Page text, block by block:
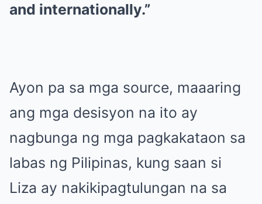
and internationally.”
Ayon pa sa mga source, maaaring
ang mga desisyon na ito ay
nagbunga ng mga pagkakataon sa
labas ng Pilipinas, kung saan si
Liza ay nakikipagtulungan na sa